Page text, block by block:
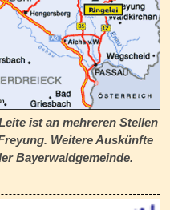
ist an mehreren Stellen
Weitere Auskünfte
Bayerwaldgemeinde.